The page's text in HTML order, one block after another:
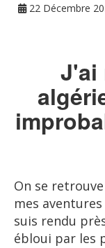
22 Décembre
J'ai
On se
mes
suis rendu
ébloui par les